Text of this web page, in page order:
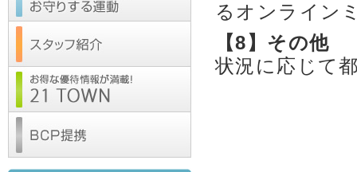
るオンライン
【8】その他
状況に応じて